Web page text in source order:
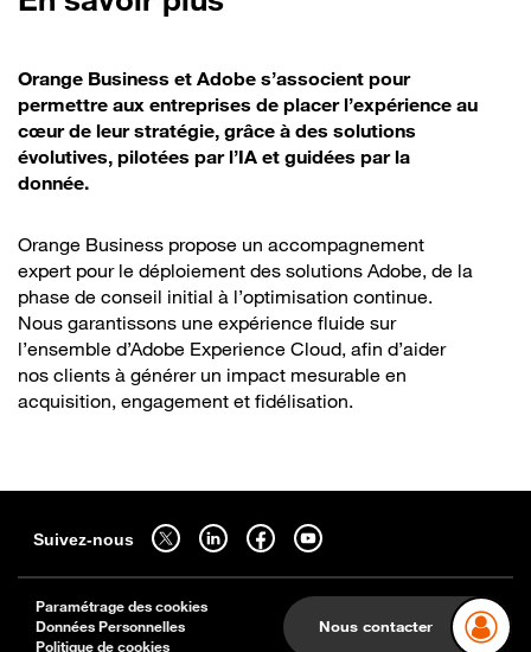
Orange Business et Adobe s’associent pour
permettre aux entreprises de placer l’expérience au
cœur de leur stratégie, grâce à des solutions
évolutives, pilotées par l’IA et guidées par la
donnée.
Orange Business propose un accompagnement
expert pour le déploiement des solutions Adobe, de la
phase de conseil initial à l’optimisation continue.
Nous garantissons une expérience fluide sur
l’ensemble d’Adobe Experience Cloud, afin d’aider
nos clients à générer un impact mesurable en
acquisition, engagement et fidélisation.
Nous contacter
Suivez-nous
Suivez-nous sur twitter - ouverture dans un nouvel onglet
Suivez-nous sur linkedin - ouverture dans un nouvel onglet
Suivez-nous sur facebook - ouverture dans un
Suivez-nous sur youtube - ouverture dans
Paramétrage des cookies
Données Personnelles
Politique de cookies